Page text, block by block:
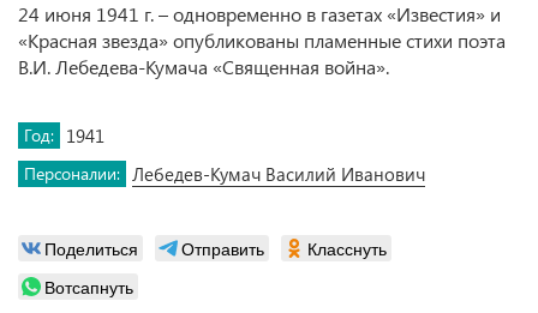
24 июня 1941 г. – одновременно в газетах «Известия» и
«Красная звезда» опубликованы пламенные стихи поэта
В.И. Лебедева-Кумача «Священная война».
Год: 1941
Персоналии: Лебедев-Кумач Василий Иванович
Поделиться Отправить
Класснуть
Вотсапнуть